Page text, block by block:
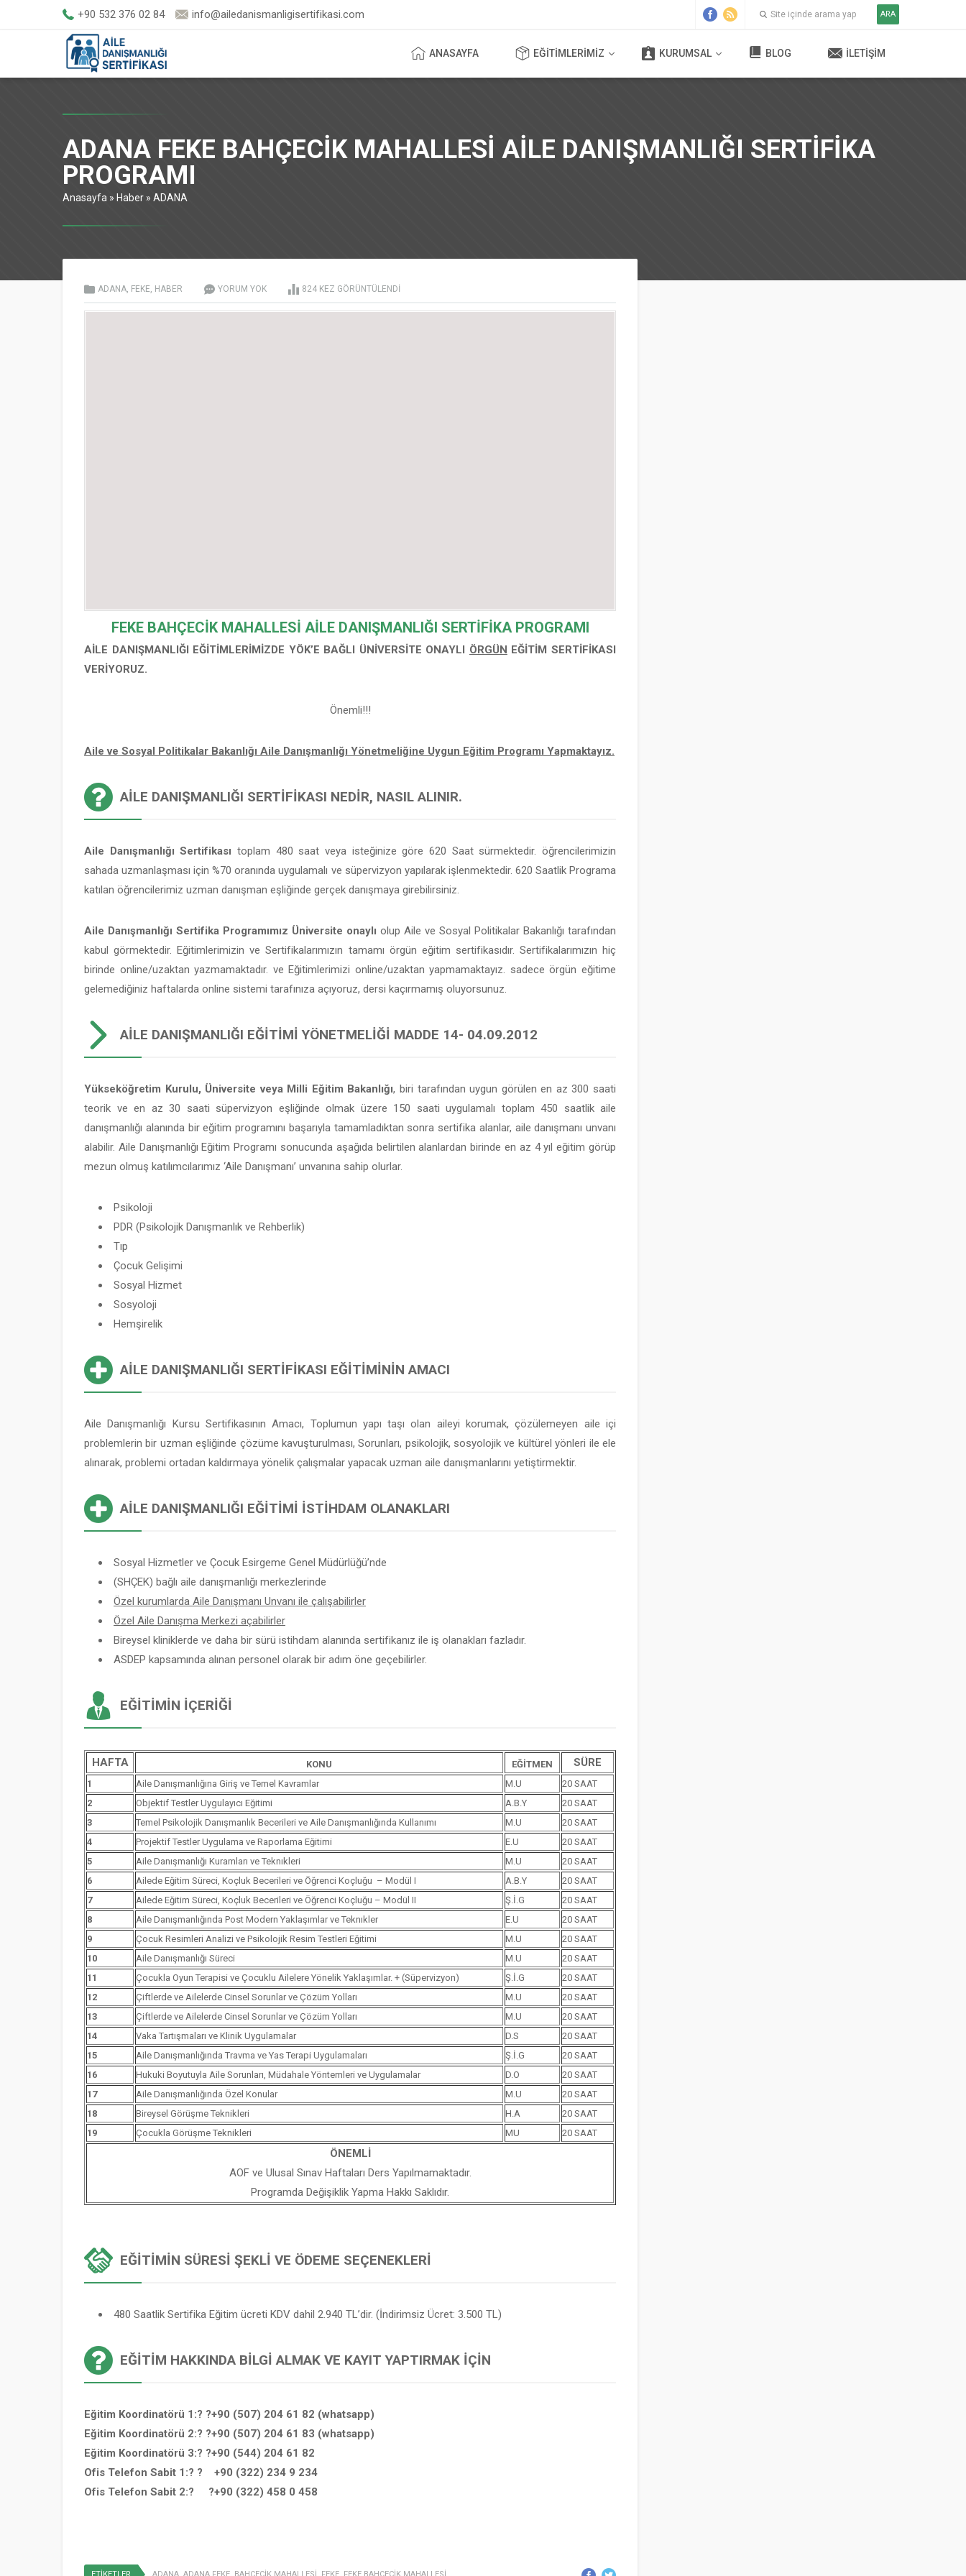
+90 532 376 02 84 info@ailedanismanligisertifikasi.com ARA
ANASAYFA EĞİTİMLERİMİZ KURUMSAL BLOG İLETIŞIM
ADANA FEKE BAHÇECİK MAHALLESİ AİLE DANIŞMANLIĞI SERTİFİKA
PROGRAMI
Anasayfa » Haber » ADANA
ADANA, FEKE, HABER YORUM YOK 824 KEZ GÖRÜNTÜLENDI
FEKE BAHÇECİK MAHALLESİ AİLE DANIŞMANLIĞI SERTİFİKA PROGRAMI
AİLE DANIŞMANLIĞI EĞİTİMLERİMİZDE YÖK’E BAĞLI ÜNİVERSİTE ONAYLI ÖRGÜN EĞİTİM SERTİFİKASI
VERİYORUZ.
Önemli!!!
Aile ve Sosyal Politikalar Bakanlığı Aile Danışmanlığı Yönetmeliğine Uygun Eğitim Programı Yapmaktayız.
AILE DANIŞMANLIĞI SERTIFIKASI NEDIR, NASIL ALINIR.
Aile Danışmanlığı Sertifikası toplam 480 saat veya isteğinize göre 620 Saat sürmektedir. öğrencilerimizin
sahada uzmanlaşması için %70 oranında uygulamalı ve süpervizyon yapılarak işlenmektedir. 620 Saatlik Programa
katılan öğrencilerimiz uzman danışman eşliğinde gerçek danışmaya girebilirsiniz.
Aile Danışmanlığı Sertifika Programımız Üniversite onaylı olup Aile ve Sosyal Politikalar Bakanlığı tarafından
kabul görmektedir. Eğitimlerimizin ve Sertifikalarımızın tamamı örgün eğitim sertifikasıdır. Sertifikalarımızın hiç
birinde online/uzaktan yazmamaktadır. ve Eğitimlerimizi online/uzaktan yapmamaktayız. sadece örgün eğitime
gelemediğiniz haftalarda online sistemi tarafınıza açıyoruz, dersi kaçırmamış oluyorsunuz.
AILE DANIŞMANLIĞI EĞITIMI YÖNETMELIĞI MADDE 14- 04.09.2012
Yükseköğretim Kurulu, Üniversite veya Milli Eğitim Bakanlığı, biri tarafından uygun görülen en az 300 saati
teorik ve en az 30 saati süpervizyon eşliğinde olmak üzere 150 saati uygulamalı toplam 450 saatlik aile
danışmanlığı alanında bir eğitim programını başarıyla tamamladıktan sonra sertifika alanlar, aile danışmanı unvanı
alabilir. Aile Danışmanlığı Eğitim Programı sonucunda aşağıda belirtilen alanlardan birinde en az 4 yıl eğitim görüp
mezun olmuş katılımcılarımız ‘Aile Danışmanı’ unvanına sahip olurlar.
Psikoloji
PDR (Psikolojik Danışmanlık ve Rehberlik)
Tıp
Çocuk Gelişimi
Sosyal Hizmet
Sosyoloji
Hemşirelik
AILE DANIŞMANLIĞI SERTIFIKASI EĞITIMININ AMACI
Aile Danışmanlığı Kursu Sertifikasının Amacı, Toplumun yapı taşı olan aileyi korumak, çözülemeyen aile içi
problemlerin bir uzman eşliğinde çözüme kavuşturulması, Sorunları, psikolojik, sosyolojik ve kültürel yönleri ile ele
alınarak, problemi ortadan kaldırmaya yönelik çalışmalar yapacak uzman aile danışmanlarını yetiştirmektir.
AILE DANIŞMANLIĞI EĞITIMI İSTIHDAM OLANAKLARI
Sosyal Hizmetler ve Çocuk Esirgeme Genel Müdürlüğü’nde
(SHÇEK) bağlı aile danışmanlığı merkezlerinde
Özel kurumlarda Aile Danışmanı Unvanı ile çalışabilirler
Özel Aile Danışma Merkezi açabilirler
Bireysel kliniklerde ve daha bir sürü istihdam alanında sertifikanız ile iş olanakları fazladır.
ASDEP kapsamında alınan personel olarak bir adım öne geçebilirler.
EĞITIMIN İÇERIĞI
HAFTA KONU EĞİTMEN SÜRE
1 Aile Danışmanlığına Giriş ve Temel Kavramlar M.U
20 SAAT
2
Objektif Testler Uygulayıcı Eğitimi A.B.Y
20 SAAT
3
Temel Psikolojik Danışmanlık Becerileri ve Aile Danışmanlığında Kullanımı M.U
20 SAAT
4
Projektif Testler Uygulama ve Raporlama Eğitimi E.U
20 SAAT
5
Aile Danışmanlığı Kuramları ve Teknıkleri M.U
20 SAAT
6
Ailede Eğitim Süreci, Koçluk Becerileri ve Öğrenci Koçluğu – Modül I A.B.Y
20 SAAT
7
Ailede Eğitim Süreci, Koçluk Becerileri ve Öğrenci Koçluğu – Modül II Ş.İ.G
20 SAAT
8
Aile Danışmanlığında Post Modern Yaklaşımlar ve Teknıkler E.U
20 SAAT
9
Çocuk Resimleri Analizi ve Psikolojik Resim Testleri Eğitimi M.U
20 SAAT
10
Aile Danışmanlığı Süreci M.U
20 SAAT
11
Çocukla Oyun Terapisi ve Çocuklu Ailelere Yönelik Yaklaşımlar. + (Süpervizyon) Ş.İ.G
20 SAAT
12
Çiftlerde ve Ailelerde Cinsel Sorunlar ve Çözüm Yolları M.U
20 SAAT
13
Çiftlerde ve Ailelerde Cinsel Sorunlar ve Çözüm Yolları M.U
20 SAAT
14
Vaka Tartışmaları ve Klinik Uygulamalar D.S
20 SAAT
15
Aile Danışmanlığında Travma ve Yas Terapi Uygulamaları Ş.İ.G
20 SAAT
16
Hukuki Boyutuyla Aile Sorunları, Müdahale Yöntemleri ve Uygulamalar D.O
20 SAAT
17
Aile Danışmanlığında Özel Konular M.U
20 SAAT
18
Bireysel Görüşme Teknikleri H.A
20 SAAT
19
Çocukla Görüşme Teknikleri MU 20 SAAT
ÖNEMLİ
AOF ve Ulusal Sınav Haftaları Ders Yapılmamaktadır.
Programda Değişiklik Yapma Hakkı Saklıdır.
EĞITIMIN SÜRESI ŞEKLI VE ÖDEME SEÇENEKLERI
480 Saatlik Sertifika Eğitim ücreti KDV dahil 2.940 TL’dir. (İndirimsiz Ücret: 3.500 TL)
EĞITIM HAKKINDA BILGI ALMAK VE KAYIT YAPTIRMAK İÇIN
Eğitim Koordinatörü 1:? ?+90 (507) 204 61 82 (whatsapp)
Eğitim Koordinatörü 2:? ?+90 (507) 204 61 83 (whatsapp)
Eğitim Koordinatörü 3:? ?+90 (544) 204 61 82
Ofis Telefon Sabit 1:? ? +90 (322) 234 9 234
Ofis Telefon Sabit 2:? ?+90 (322) 458 0 458